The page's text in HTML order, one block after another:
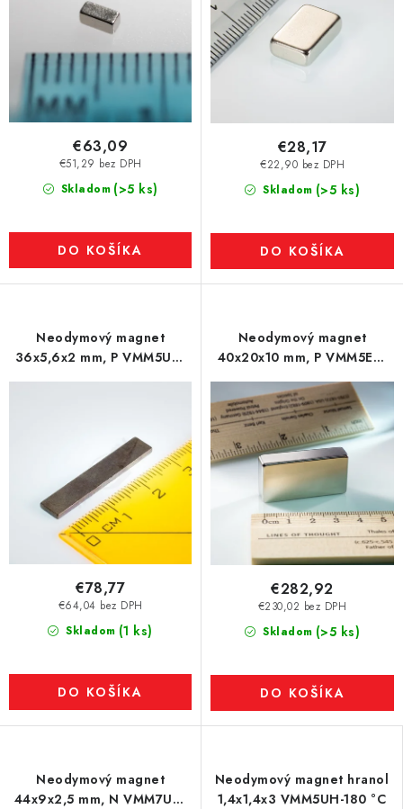
Skladom (>5 ks)
€51,29 bez DPH
€63,09
DO KOŠÍKA
Skladom (>5 ks)
€22,90 bez DPH
€28,17
DO KOŠÍKA
Neodymový magnet
36x5,6x2 mm, P VMM5UH-
180 °C
Skladom (1 ks)
€64,04 bez DPH
€78,77
DO KOŠÍKA
Neodymový magnet
40x20x10 mm, P VMM5EH-
200 °C
Skladom (>5 ks)
€230,02 bez DPH
€282,92
DO KOŠÍKA
Neodymový magnet
44x9x2,5 mm, N VMM7UH-
Neodymový magnet hranol
1,4x1,4x3 VMM5UH-180 °C